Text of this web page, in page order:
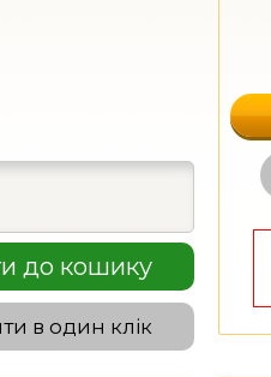
до кошику
в один клік